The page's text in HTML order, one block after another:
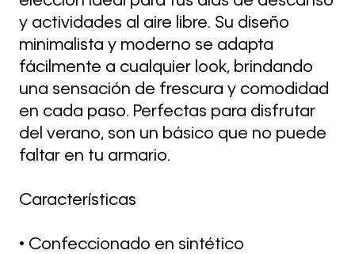
y actividades al aire libre. Su diseño
minimalista y moderno se adapta
fácilmente a cualquier look, brindando
una sensación de frescura y comodidad
en cada paso. Perfectas para disfrutar
del verano, son un básico que no puede
faltar en tu armario.
Características
• Confeccionado en sintético